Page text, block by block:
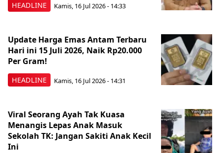
HEADLINE Kamis, 16 Jul 2026 - 14:33
HEADLINE
Update Harga Emas Antam Terbaru
Hari ini 15 Juli 2026, Naik Rp20.000
Per Gram!
Kamis, 16 Jul 2026 - 14:31
Viral Seorang Ayah Tak Kuasa
Menangis Lepas Anak Masuk
Sekolah TK: Jangan Sakiti Anak Kecil
Ini